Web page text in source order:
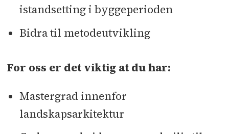
istandsetting i byggeperioden
Bidra til metodeutvikling
For oss er det viktig at du har:
Mastergrad innenfor
landskapsarkitektur